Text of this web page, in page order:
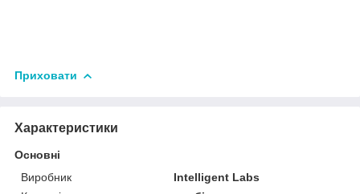
Приховати
Характеристики
Основні
Виробник
Intelligent Labs